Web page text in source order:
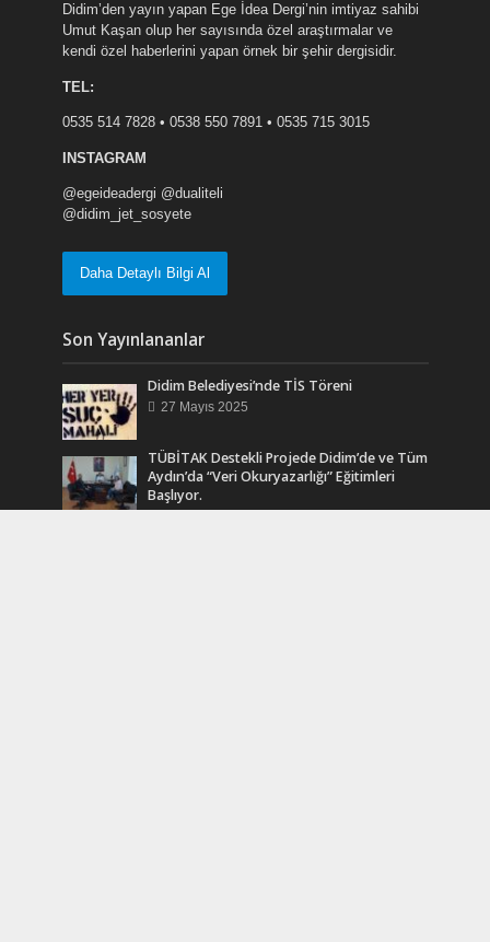
Didim’den yayın yapan Ege İdea Dergi’nin imtiyaz sahibi
Umut Kaşan olup her sayısında özel araştırmalar ve
kendi özel haberlerini yapan örnek bir şehir dergisidir.
TEL:
0535 514 7828 • 0538 550 7891 • 0535 715 3015
INSTAGRAM
@egeideadergi @dualiteli
@didim_jet_sosyete
Daha Detaylı Bilgi Al
Son Yayınlananlar
Didim Belediyesi’nde TİS Töreni
27 Mayıs 2025
TÜBİTAK Destekli Projede Didim’de ve Tüm
Aydın’da “Veri Okuryazarlığı” Eğitimleri
Başlıyor.